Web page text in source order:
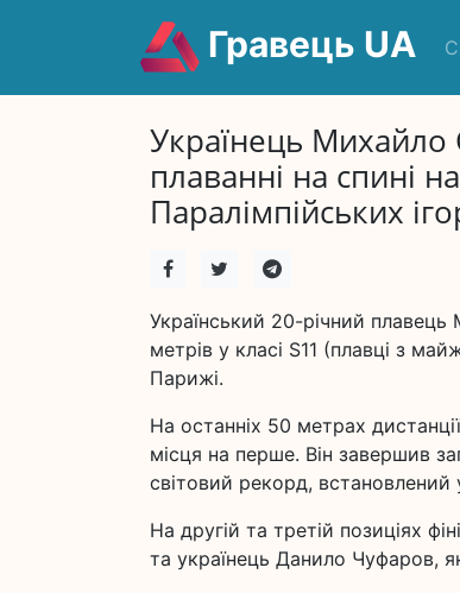
Гравець UA
Українець Михайло
плаванні на спині
Паралімпійських
Український 20-річний плавець
метрів у класі S11 (плавці з
Парижі.
На останніх 50 метрах
місця на перше. Він завершив
світовий рекорд, встановлений
На другій та третій позиціях
та українець Данило Чуфаров,